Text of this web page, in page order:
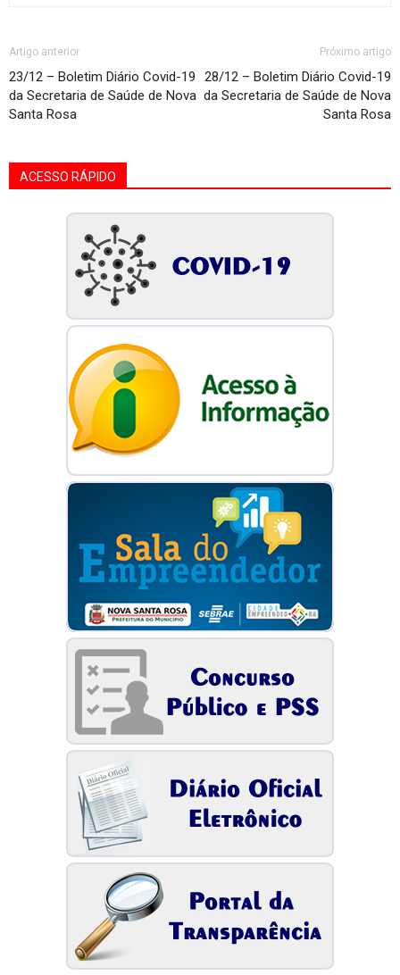
Artigo anterior
23/12 – Boletim Diário Covid-19
da Secretaria de Saúde de Nova
Santa Rosa
Próximo artigo
28/12 – Boletim Diário Covid-19
da Secretaria de Saúde de Nova
Santa Rosa
ACESSO RÁPIDO